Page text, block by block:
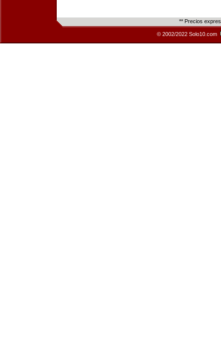
** Precios
© 2002/2022 Solo10.com